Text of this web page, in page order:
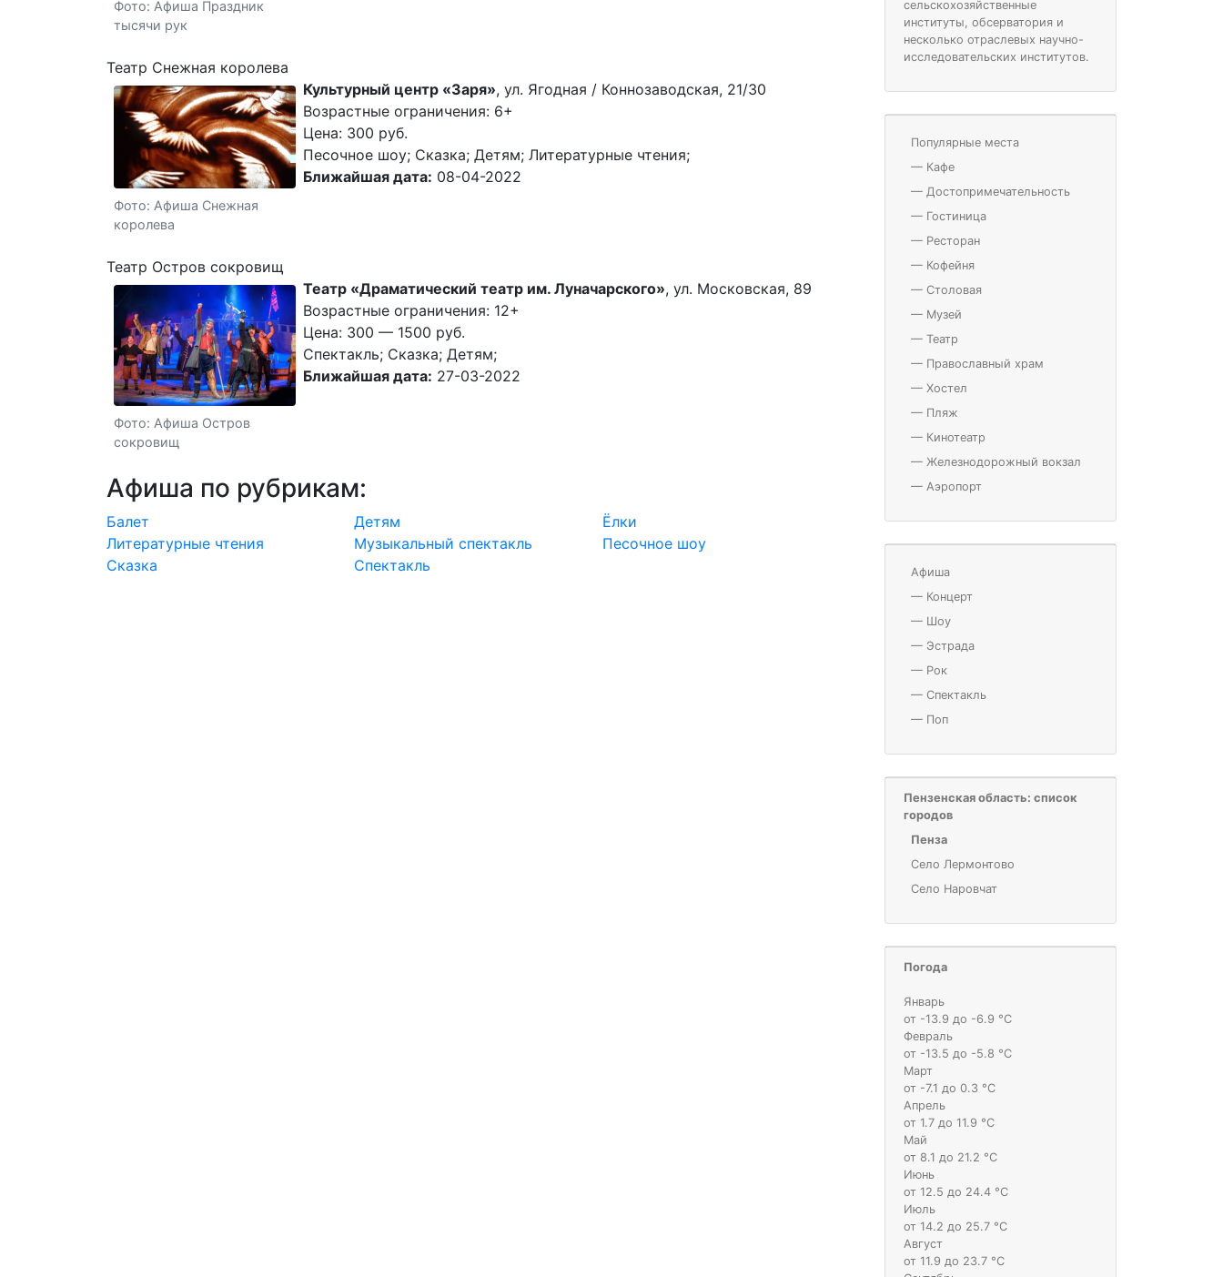
Фото: Афиша Праздник
тысячи рук
Театр Снежная королева
Фото: Афиша Снежная
королева
Культурный центр «Заря», ул. Ягодная / Коннозаводская, 21/30
Возрастные ограничения: 6+
Цена: 300 руб.
Песочное шоу; Сказка; Детям; Литературные чтения;
Ближайшая дата: 08-04-2022
Театр Остров сокровищ
Фото: Афиша Остров
сокровищ
Театр «Драматический театр им. Луначарского», ул. Московская, 89
Возрастные ограничения: 12+
Цена: 300 — 1500 руб.
Спектакль; Сказка; Детям;
Ближайшая дата: 27-03-2022
Афиша по рубрикам:
Балет Детям
Ёлки
Литературные чтения
Музыкальный спектакль
Песочное шоу
Сказка
Спектакль
сельскохозяйственные
институты, обсерватория и
несколько отраслевых научно-
исследовательских институтов.
Популярные места
— Кафе
— Достопримечательность
— Гостиница
— Ресторан
— Кофейня
— Столовая
— Музей
— Театр
— Православный храм
— Хостел
— Пляж
— Кинотеатр
— Железнодорожный вокзал
— Аэропорт
Афиша
— Концерт
— Шоу
— Эстрада
— Рок
— Спектакль
— Поп
Пензенская область: список
городов
Пенза
Село Лермонтово
Село Наровчат
Погода
Январь
от -13.9 до -6.9 °С
Февраль
от -13.5 до -5.8 °С
Март
от -7.1 до 0.3 °С
Апрель
от 1.7 до 11.9 °С
Май
от 8.1 до 21.2 °С
Июнь
от 12.5 до 24.4 °С
Июль
от 14.2 до 25.7 °С
Август
от 11.9 до 23.7 °С